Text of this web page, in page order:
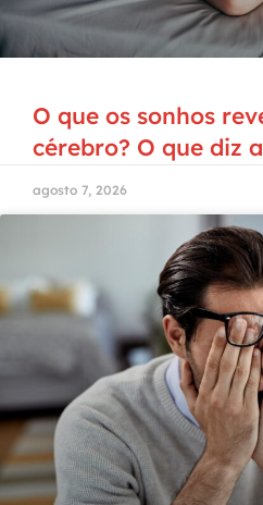
O que os sonhos
cérebro? O que diz
agosto 7, 2026